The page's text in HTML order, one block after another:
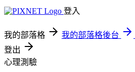
登入
我的部落格 我的部落格後台
登出
心理測驗